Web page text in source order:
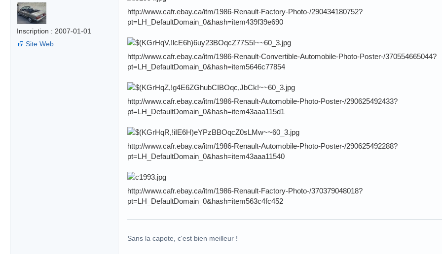
Inscription : 2007-01-01
Site Web
http://www.cafr.ebay.ca/itm/1986-Renault-Factory-Photo-/290434180752?
pt=LH_DefaultDomain_0&hash=item439f39e690
http://www.cafr.ebay.ca/itm/1986-Renault-Convertible-Automobile-Photo-Poster-/370554665044?
pt=LH_DefaultDomain_0&hash=item5646c77854
http://www.cafr.ebay.ca/itm/1986-Renault-Automobile-Photo-Poster-/290625492433?
pt=LH_DefaultDomain_0&hash=item43aaa115d1
http://www.cafr.ebay.ca/itm/1986-Renault-Automobile-Photo-Poster-/290625492288?
pt=LH_DefaultDomain_0&hash=item43aaa11540
http://www.cafr.ebay.ca/itm/1986-Renault-Factory-Photo-/370379048018?
pt=LH_DefaultDomain_0&hash=item563c4fc452
Sans la capote, c'est bien meilleur !